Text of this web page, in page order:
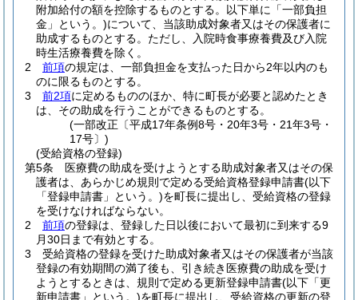
附加給付の額を控除するものとする。以下単に「一部負担
金」という。)について、当該助成対象者又はその保護者に
助成するものとする。 ただし、入院時食事療養費及び入院
時生活療養費を除く。
2
前項の規定は、一部負担金を支払った日から2年以内のも
のに限るものとする。
3
前2項に定めるもののほか、特に町長が必要と認めたとき
は、その助成を行うことができるものとする。
(一部改正〔平成17年条例8号・20年3号・21年3号・
17号〕)
(受給資格の登録)
第5条
医療費の助成を受けようとする助成対象者又はその保
護者は、あらかじめ規則で定める受給資格登録申請書(以下
「登録申請書」という。)を町長に提出し、受給資格の登録
を受けなければならない。
2
前項の登録は、登録した日以後において最初に到来する9
月30日まで有効とする。
3
受給資格の登録を受けた助成対象者又はその保護者が当該
登録の有効期間の満了後も、引き続き医療費の助成を受け
ようとするときは、規則で定める更新登録申請書(以下「更
新申請書」という。)を町長に提出し、受給資格の更新の登